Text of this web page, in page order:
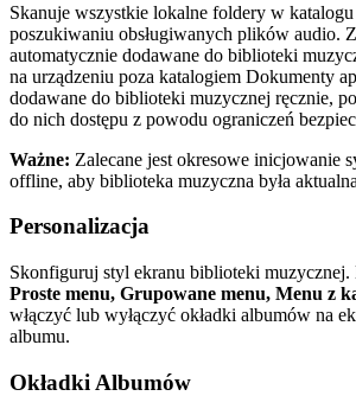
Skanuje wszystkie lokalne foldery w katalogu
poszukiwaniu obsługiwanych plików audio.
automatycznie dodawane do biblioteki
na urządzeniu poza katalogiem Dokumenty
dodawane do biblioteki muzycznej ręcznie,
do nich dostępu z powodu ograniczeń
Ważne: Zalecane jest okresowe inicjowanie
offline, aby biblioteka muzyczna była
Personalizacja
Skonfiguruj styl ekranu biblioteki muzycznej.
Proste menu, Grupowane menu, Menu z
włączyć lub wyłączyć okładki albumów na
albumu.
Okładki Albumów